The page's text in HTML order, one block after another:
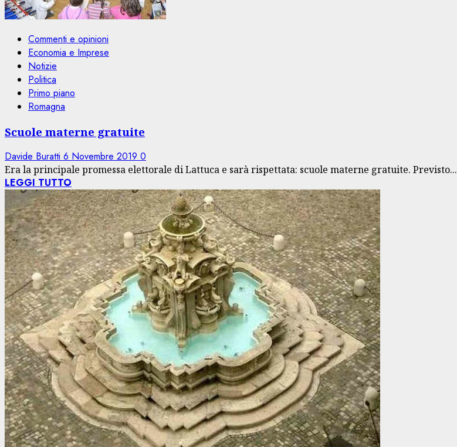
Commenti e opinioni
Economia e Imprese
Notizie
Politica
Primo piano
Romagna
Scuole materne gratuite
Davide Buratti 6 Novembre 2019 0
Era la principale promessa elettorale di Lattuca e sarà rispettata: scuole materne gratuite. Previsto...
LEGGI TUTTO